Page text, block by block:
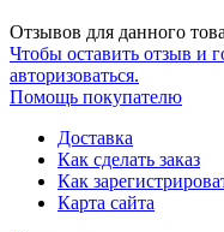
Отзывов для данного
Чтобы оcтавить отзыв и
авторизоваться.
Помощь покупателю
Доставка
Как сделать заказ
Как
Карта сайта